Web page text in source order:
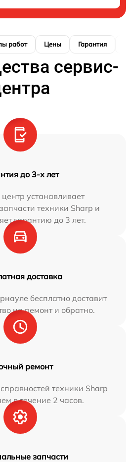
работ Цены Гарантия
сервис-
до 3-х лет
устанавливает
техники Sharp и
гарантию до 3 лет.
доставка
бесплатно доставит
на ремонт и обратно.
ремонт
техники Sharp
в течение 2 часов.
запчасти